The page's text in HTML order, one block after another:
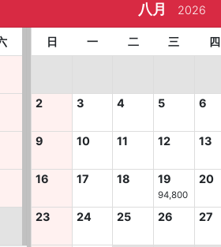
八月 2026
日 一 二 三 四
2 3 4 5 6
9 10 11 12 13
16 17 18 19
94,800
20
23 24 25 26 27